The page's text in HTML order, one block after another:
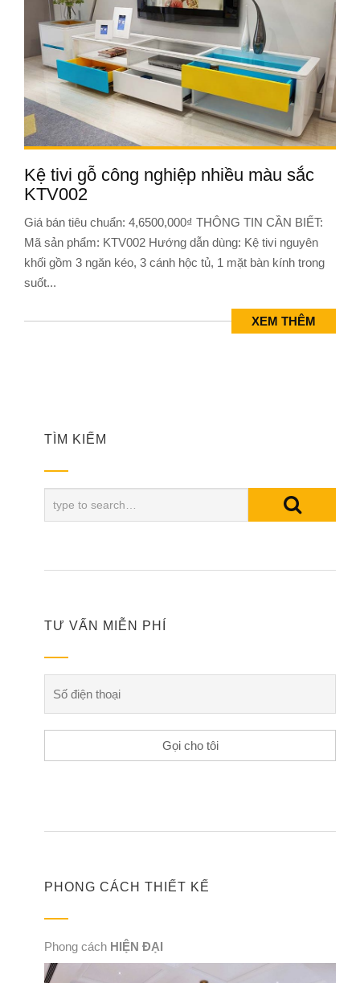
Kệ tivi gỗ công nghiệp nhiều màu sắc
KTV002
Giá bán tiêu chuẩn: 4,6500,000₫ THÔNG TIN CẦN BIẾT:
Mã sản phẩm: KTV002 Hướng dẫn dùng: Kệ tivi nguyên
khối gồm 3 ngăn kéo, 3 cánh hộc tủ, 1 mặt bàn kính trong
suốt...
XEM THÊM
TÌM KIẾM
TƯ VẤN MIỄN PHÍ
PHONG CÁCH THIẾT KẾ
Phong cách HIỆN ĐẠI